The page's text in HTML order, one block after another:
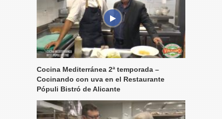
Cocina Mediterránea 2ª temporada –
Cocinando con uva en el Restaurante
Pópuli Bistró de Alicante